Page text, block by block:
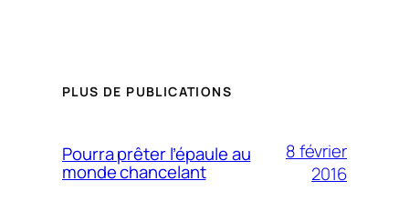
PLUS DE PUBLICATIONS
Pourra prêter l’épaule au
monde chancelant
8 février
2016